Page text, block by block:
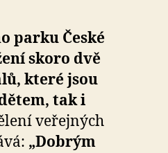
parku České
skoro dvě
které jsou
tak i
veřejných
„Dobrým